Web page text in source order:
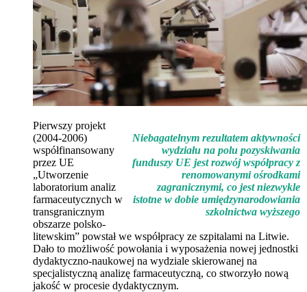
Niebagatelnym rezultatem aktywności
wydziału na polu pozyskiwania
funduszy UE jest rozwój współpracy z
renomowanymi ośrodkami
zagranicznymi, co jest niezwykle
istotne w dobie umiędzynarodowiania
szkolnictwa wyższego
Pierwszy projekt
(2004-2006)
współfinansowany
przez UE
„Utworzenie
laboratorium analiz
farmaceutycznych w
transgranicznym
obszarze polsko-
litewskim” powstał we współpracy ze szpitalami na Litwie.
Dało to możliwość powołania i wyposażenia nowej jednostki
dydaktyczno-naukowej na wydziale skierowanej na
specjalistyczną analizę farmaceutyczną, co stworzyło nową
jakość w procesie dydaktycznym.